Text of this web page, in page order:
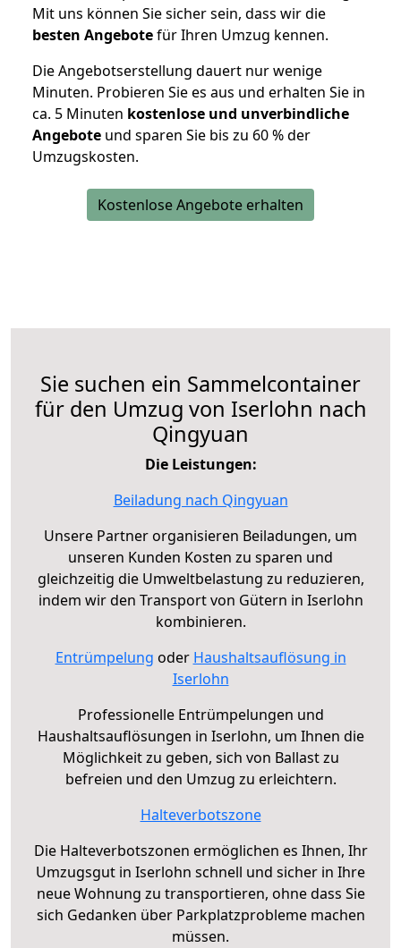
Mit uns können Sie sicher sein, dass wir die
besten Angebotefür Ihren Umzug kennen.
Die Angebotserstellung dauert nur wenige
Minuten. Probieren Sie es aus und erhalten Sie in
ca. 5 Minuten kostenlose und unverbindliche
Angebote und sparen Sie bis zu 60 % der
Umzugskosten.
Kostenlose Angebote erhalten
Sie suchen ein Sammelcontainer
für den Umzug von Iserlohn nach
Qingyuan
Die Leistungen:
Beiladung nach Qingyuan
Unsere Partner organisieren Beiladungen, um
unseren Kunden Kosten zu sparen und
gleichzeitig die Umweltbelastung zu reduzieren,
indem wir den Transport von Gütern in Iserlohn
kombinieren.
Entrümpelung oder Haushaltsauflösung in
Iserlohn
Professionelle Entrümpelungen und
Haushaltsauflösungen in Iserlohn, um Ihnen die
Möglichkeit zu geben, sich von Ballast zu
befreien und den Umzug zu erleichtern.
Halteverbotszone
Die Halteverbotszonen ermöglichen es Ihnen, Ihr
Umzugsgut in Iserlohn schnell und sicher in Ihre
neue Wohnung zu transportieren, ohne dass Sie
sich Gedanken über Parkplatzprobleme machen
müssen.